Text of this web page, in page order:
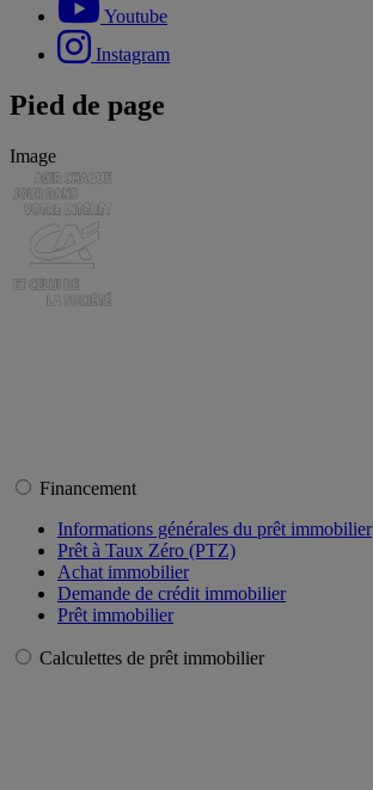
Youtube
Instagram
Pied de page
Image
Financement
Informations générales du prêt immobilier
Prêt à Taux Zéro (PTZ)
Achat immobilier
Demande de crédit immobilier
Prêt immobilier
Calculettes de prêt immobilier